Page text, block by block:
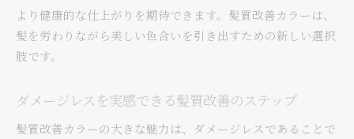
イク
スタイリングを楽にする髪質改善の効果
案
持続可能な美髪のためのヘアケア習慣
より健康的な仕上がりを期待できます。髪質改善カラーは、
髪を労わりながら美しい色合いを引き出すための新しい選択
肢です。
ダメージレスを実感できる髪質改善のステップ
髪質改善カラーの大きな魅力は、ダメージレスであることで